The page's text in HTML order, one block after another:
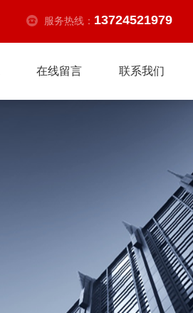
服务热线： 13724521979
在线留言 联系我们